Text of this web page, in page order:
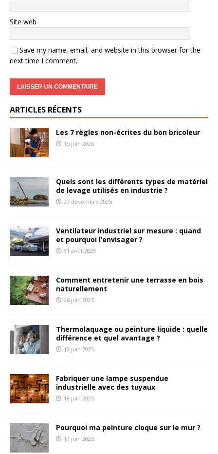
Site web
Save my name, email, and website in this browser for the
next time I comment.
ARTICLES RÉCENTS
Les 7 règles non-écrites du bon bricoleur
15 juin 2026
Quels sont les différents types de matériel
de levage utilisés en industrie ?
20 décembre 2025
Ventilateur industriel sur mesure : quand
et pourquoi l’envisager ?
31 août 2025
Comment entretenir une terrasse en bois
naturellement
26 juin 2025
Thermolaquage ou peinture liquide : quelle
différence et quel avantage ?
19 juin 2025
Fabriquer une lampe suspendue
industrielle avec des tuyaux
18 juin 2025
Pourquoi ma peinture cloque sur le mur ?
10 juin 2025